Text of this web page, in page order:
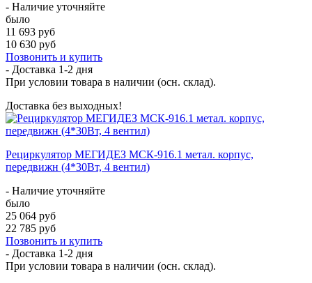
- Наличие уточняйте
было
11 693 руб
10 630 руб
Позвонить и купить
- Доставка 1-2 дня
При условии товара в наличии (осн. склад).
Доставка без выходных!
Рециркулятор МЕГИДЕЗ МСК-916.1 метал. корпус,
передвижн (4*30Вт, 4 вентил)
- Наличие уточняйте
было
25 064 руб
22 785 руб
Позвонить и купить
- Доставка 1-2 дня
При условии товара в наличии (осн. склад).